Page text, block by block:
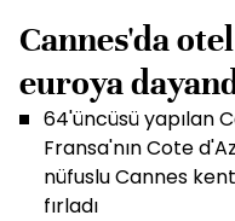
Cannes'da
euroya
64'üncüsü yapılan
Fransa'nın Cote
nüfuslu Cannes
fırladı